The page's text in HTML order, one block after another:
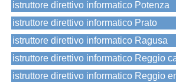
istruttore direttivo informatico Potenza
istruttore direttivo informatico Prato
istruttore direttivo informatico Ragusa
istruttore direttivo informatico Reggio
istruttore direttivo informatico Reggio